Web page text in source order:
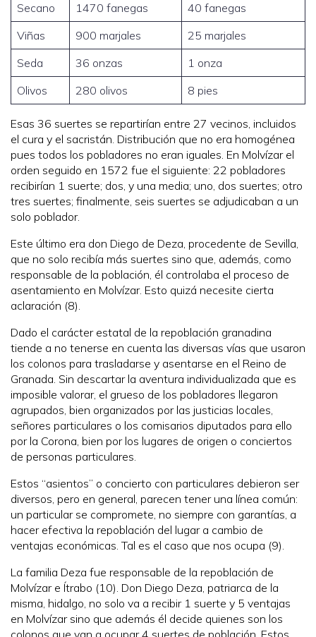
Secano
1470 fanegas
40 fanegas
Viñas
900 marjales
25 marjales
Seda
36 onzas
1 onza
Olivos
280 olivos 8 pies
Esas 36 suertes se repartirían entre 27 vecinos, incluidos
el cura y el sacristán. Distribución que no era homogénea
pues todos los pobladores no eran iguales. En Molvízar el
orden seguido en 1572 fue el siguiente: 22 pobladores
recibirían 1 suerte; dos, y una media; uno, dos suertes; otro
tres suertes; finalmente, seis suertes se adjudicaban a un
solo poblador.
Este último era don Diego de Deza, procedente de Sevilla,
que no solo recibía más suertes sino que, además, como
responsable de la población, él controlaba el proceso de
asentamiento en Molvízar. Esto quizá necesite cierta
aclaración (8).
Dado el carácter estatal de la repoblación granadina
tiende a no tenerse en cuenta las diversas vías que usaron
los colonos para trasladarse y asentarse en el Reino de
Granada. Sin descartar la aventura individualizada que es
imposible valorar, el grueso de los pobladores llegaron
agrupados, bien organizados por las justicias locales,
señores particulares o los comisarios diputados para ello
por la Corona, bien por los lugares de origen o conciertos
de personas particulares.
Estos “asientos” o concierto con particulares debieron ser
diversos, pero en general, parecen tener una línea común:
un particular se compromete, no siempre con garantías, a
hacer efectiva la repoblación del lugar a cambio de
ventajas económicas. Tal es el caso que nos ocupa (9).
La familia Deza fue responsable de la repoblación de
Molvízar e Ítrabo (10). Don Diego Deza, patriarca de la
misma, hidalgo, no solo va a recibir 1 suerte y 5 ventajas
en Molvízar sino que además él decide quienes son los